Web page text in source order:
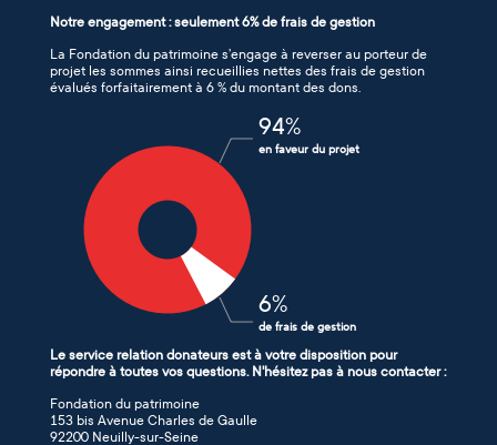
Notre engagement : seulement 6% de frais de gestion
La Fondation du patrimoine s’engage à reverser au porteur de
projet les sommes ainsi recueillies nettes des frais de gestion
évalués forfaitairement à 6 % du montant des dons.
94%
en faveur du projet
6%
de frais de gestion
Le service relation donateurs est à votre disposition pour
répondre à toutes vos questions. N'hésitez pas à nous contacter :
Fondation du patrimoine
153 bis Avenue Charles de Gaulle
92200 Neuilly-sur-Seine